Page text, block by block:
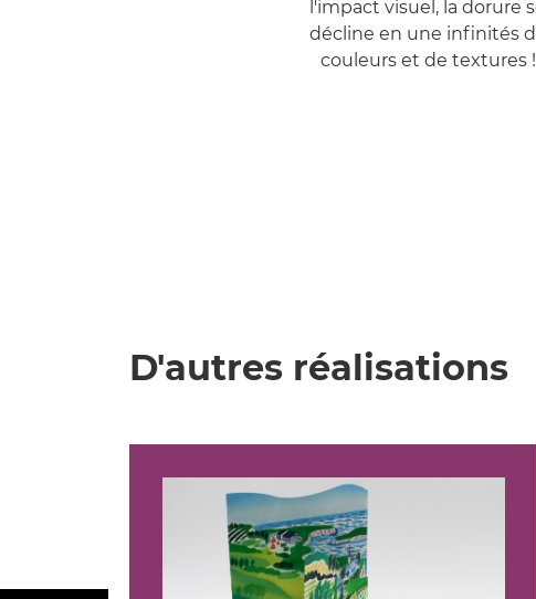
l'impact visuel, la dorure
décline en une infinités
couleurs et de textures !
D'autres réalisations